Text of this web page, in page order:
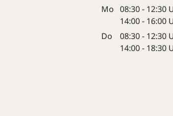
Mo
08:30 - 12:30
14:00 - 16:00
Do
08:30 - 12:30
14:00 - 18:30